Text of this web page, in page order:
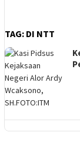
TAG: DI NTT